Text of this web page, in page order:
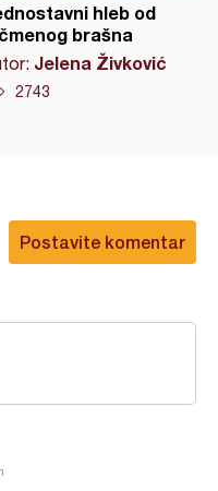
hleb od
brašna
Jelena Živković
2743
Postavite komentar